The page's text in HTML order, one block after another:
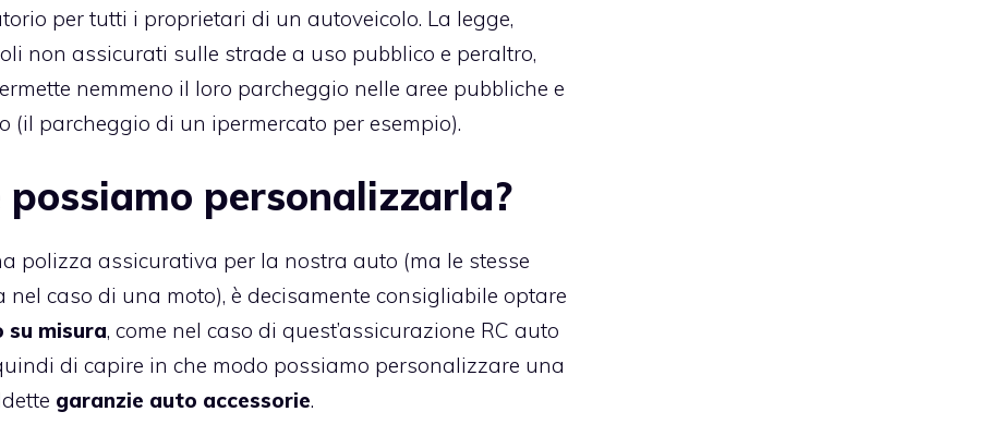
per tutti i proprietari di un autoveicolo. La legge,
non assicurati sulle strade a uso pubblico e peraltro,
nemmeno il loro parcheggio nelle aree pubbliche e
parcheggio di un ipermercato per esempio).
possiamo personalizzarla?
polizza assicurativa per la nostra auto (ma le stesse
caso di una moto), è decisamente consigliabile optare
misura, come nel caso di quest’assicurazione RC auto
di capire in che modo possiamo personalizzare una
garanzie auto accessorie.